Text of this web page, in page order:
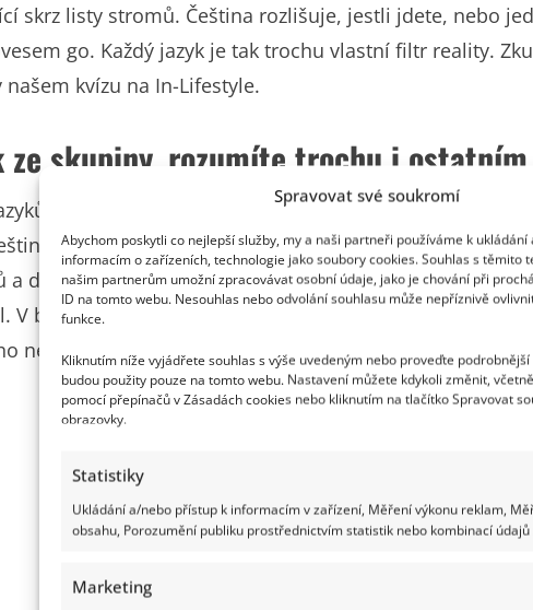
Spravovat své soukromí
Abychom poskytli co nejlepší služby, my a naši partneři používáme k
informacím o zařízeních, technologie jako soubory cookies. Souhlas s těmito
našim partnerům umožní zpracovávat osobní údaje, jako je chování při
ID na tomto webu. Nesouhlas nebo odvolání souhlasu může nepříznivě
funkce.
Kliknutím níže vyjádřete souhlas s výše uvedeným nebo proveďte
budou použity pouze na tomto webu. Nastavení můžete kdykoli změnit,
pomocí přepínačů v Zásadách cookies nebo kliknutím na tlačítko Spravovat
obrazovky.
Statistiky
Ukládání a/nebo přístup k informacím v zařízení, Měření výkonu reklam,
obsahu, Porozumění publiku prostřednictvím statistik nebo kombinací údajů
Marketing
skrz listy stromů. Čeština rozlišuje, jestli jdete, nebo
go. Každý jazyk je tak trochu vlastní filtr reality.
kvízu na In-Lifestyle.
ze skupiny, rozumíte trochu i ostatním
Odborníci zároveň upozorňují, že asi 500 z nich
mezi ohrožené nepatří, naopak jde o živý a vitální
a dosud nejrozsáhlejší Příruční slovník jazyka českého
V běžném životě si ale většina lidí vystačí s několika tisíci
než ho skutečně ovládat.